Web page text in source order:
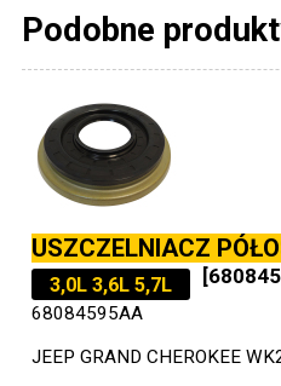
Podobne
USZCZELNIACZ
3,0L 3,6L 5,7L
68084595AA
JEEP GRAND CHEROKEE